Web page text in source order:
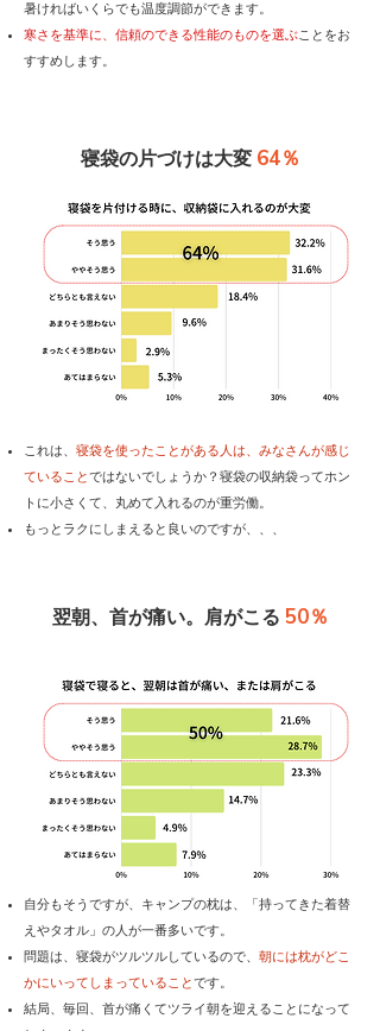
暑ければいくらでも温度調節ができます。
寒さを基準に、信頼のできる性能のものを選ぶことをお
すすめします。
寝袋の片づけは大変 64％
これは、 寝袋を使ったことがある人は、みなさんが感じ
ていることではないでしょうか？寝袋の収納袋ってホン
トに小さくて、丸めて入れるのが重労働。
もっとラクにしまえると良いのですが、、、
翌朝、首が痛い。肩がこる 50％
自分もそうですが、キャンプの枕は、「持ってきた着替
えやタオル」の人が一番多いです。
問題は、寝袋がツルツルしているので、 朝には枕がどこ
かにいってしまっていることです。
結局、毎回、首が痛くてツライ朝を迎えることになって